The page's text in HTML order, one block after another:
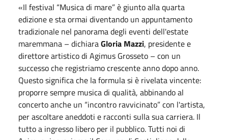
«Il festival “Musica di mare” è giunto alla quarta
edizione e sta ormai diventando un appuntamento
tradizionale nel panorama degli eventi dell'estate
maremmana – dichiaraGloria Mazzi, presidente e
direttore artistico di Agimus Grosseto – con un
successo che registriamo crescente anno dopo anno.
Questo significa che la formula si è rivelata vincente:
proporre sempre musica di qualità, abbinando al
concerto anche un “incontro ravvicinato” con l'artista,
per ascoltare aneddoti e racconti sulla sua carriera. Il
tutto a ingresso libero per il pubblico. Tutti noi di